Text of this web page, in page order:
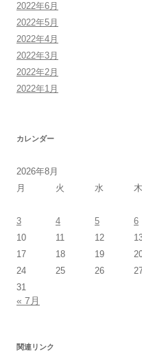
2022年6月
2022年5月
2022年4月
2022年3月
2022年2月
2022年1月
カレンダー
2026年8月
月
火 水 木
3
4 5 6
10
11 12
17
18 19
24
25 26
31
« 7月
関連リンク